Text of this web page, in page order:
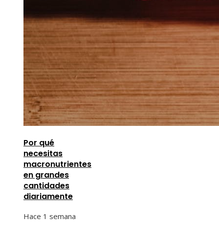
Por qué
necesitas
macronutrientes
en grandes
cantidades
diariamente
Hace 1 semana